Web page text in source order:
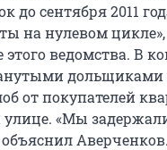
до сентября 2011
на нулевом
этого ведомства. В
дольщиками
от покупателей
«Мы
объяснил